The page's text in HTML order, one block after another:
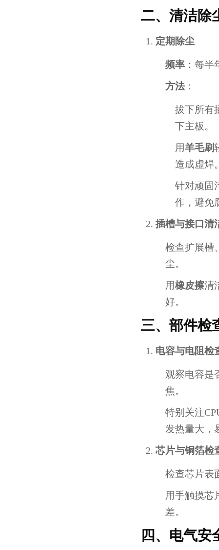
二、清洁除
定期除尘
频率 ：每
方法：
拔下所有
下主板。
用羊毛刷
造成虚焊
针对顽固
作，避免
插槽与接口清
检查扩展槽
尘。
用橡皮擦清
好。
三、部件检
电容与电阻检
观察电容是
焦。
特别关注
发热量大，
芯片与铜箔检
检查芯片表
用手触摸芯
差。
四、电气安